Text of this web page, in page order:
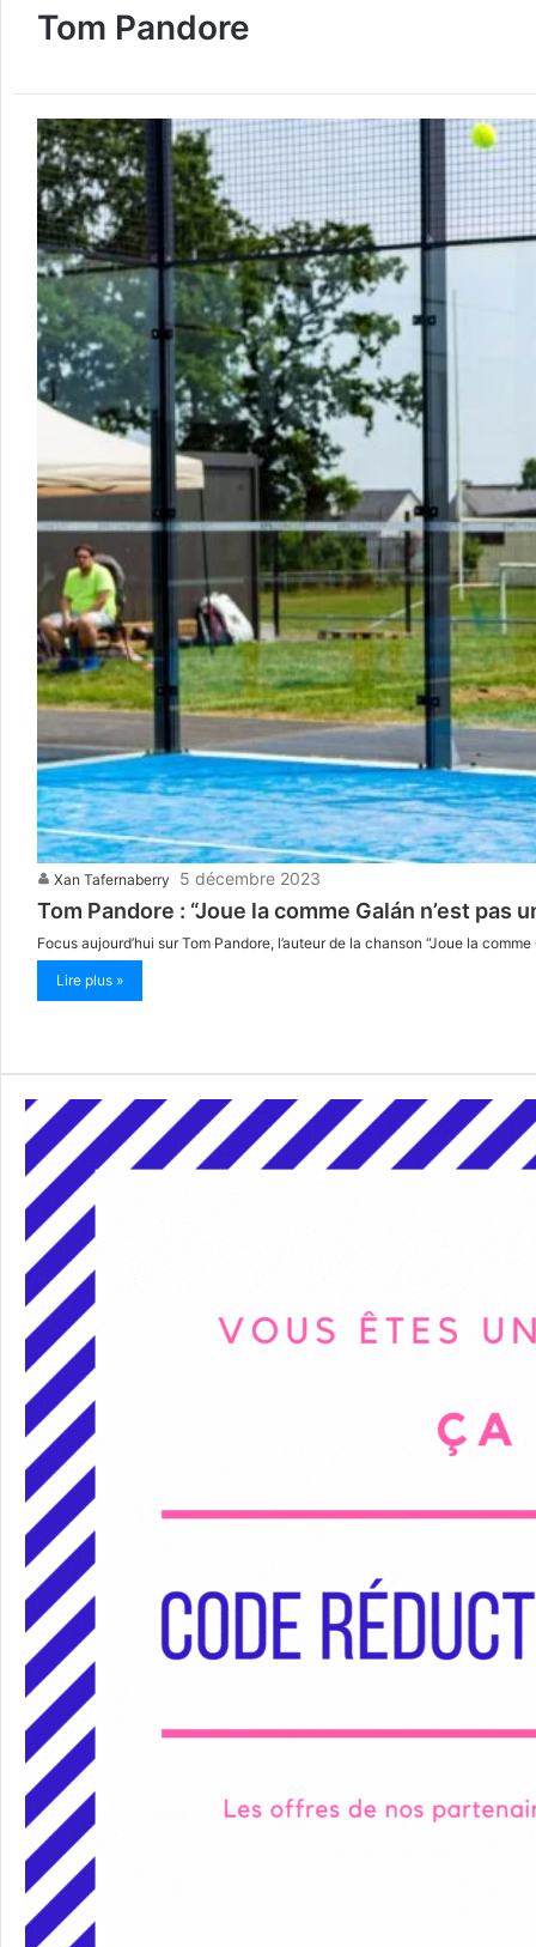
Tom Pandore
Xan Tafernaberry 5 décembre 2023
Tom Pandore : “Joue la comme Galán n’est pas
Focus aujourd’hui sur Tom Pandore, l’auteur de la chanson “Joue la
Lire plus »